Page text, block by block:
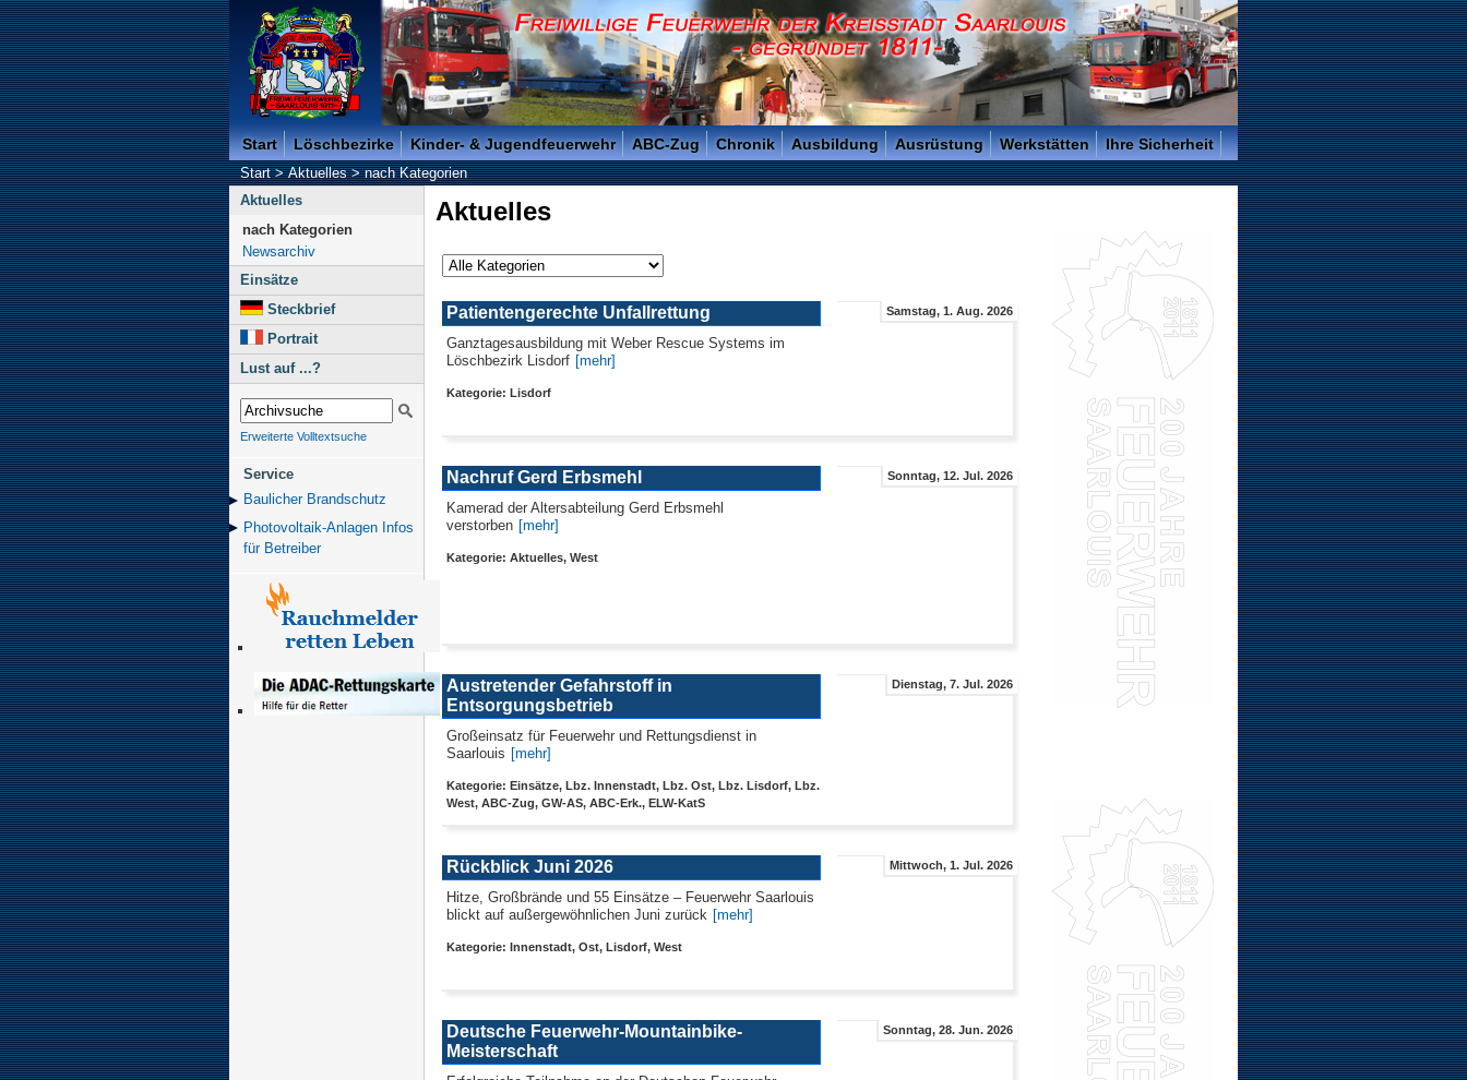
Freiwillige Feuerwehr der Kreisstadt Saarlouis - Gegründet 1811 -
Start Löschbezirke Kinder- & Jugendfeuerwehr ABC-Zug Chronik Ausbildung Ausrüstung Werkstätten Ihre Sicherheit
Start>Aktuelles>nach Kategorien
Aktuelles
nach Kategorien
Newsarchiv
Einsätze
Steckbrief
Portrait
Lust auf ...?
Erweiterte Volltextsuche
Service
Baulicher Brand­schutz
Photovoltaik-Anlagen Infos
für Betreiber
Aktuelles
Samstag, 1. Aug. 2026
Patientengerechte Unfallrettung
Ganztagesausbildung mit Weber Rescue Systems im
Löschbezirk Lisdorf [mehr]
Kategorie: Lisdorf
Sonntag, 12. Jul. 2026
Nachruf Gerd Erbsmehl
Kamerad der Altersabteilung Gerd Erbsmehl
verstorben [mehr]
Kategorie: Aktuelles, West
Dienstag, 7. Jul. 2026
Austretender Gefahrstoff in
Entsorgungsbetrieb
Großeinsatz für Feuerwehr und Rettungsdienst in
Saarlouis [mehr]
Kategorie: Einsätze, Lbz. Innenstadt, Lbz. Ost, Lbz. Lisdorf, Lbz.
West, ABC-Zug, GW-AS, ABC-Erk., ELW-KatS
Mittwoch, 1. Jul. 2026
Rückblick Juni 2026
Hitze, Großbrände und 55 Einsätze – Feuerwehr Saarlouis
blickt auf außergewöhnlichen Juni zurück [mehr]
Kategorie: Innenstadt, Ost, Lisdorf, West
Sonntag, 28. Jun. 2026
Deutsche Feuerwehr-Mountainbike-
Meisterschaft